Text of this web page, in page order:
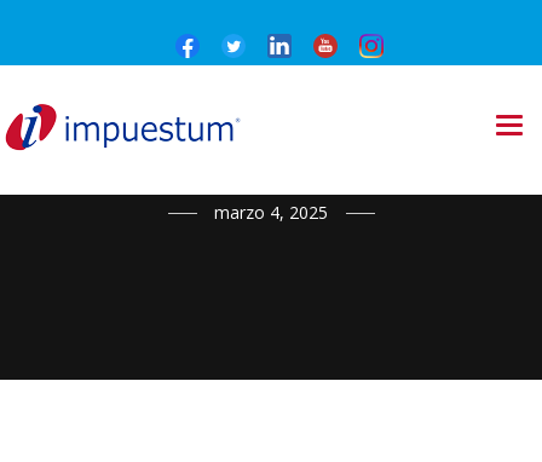
NOTICIAS
marzo 4, 2025